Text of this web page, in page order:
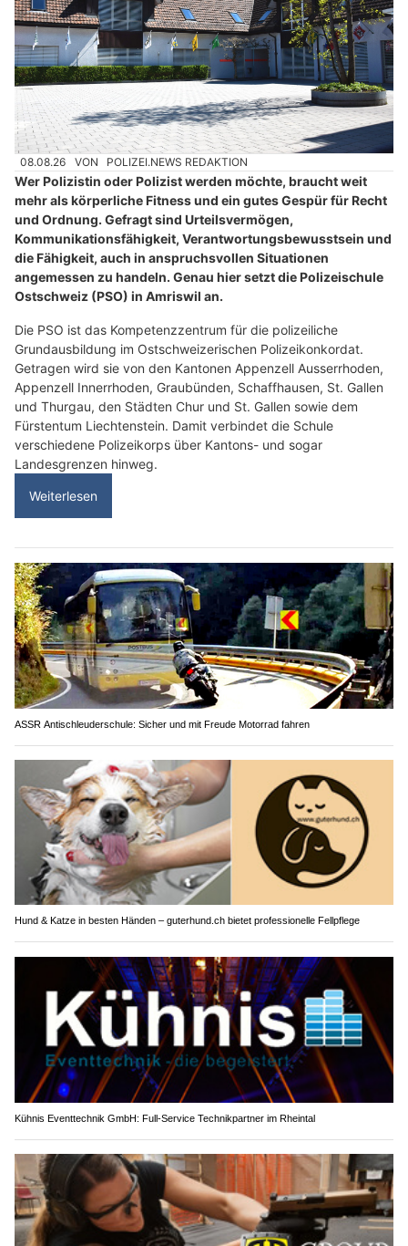
08.08.26 VON POLIZEI.NEWS REDAKTION
Wer Polizistin oder Polizist werden möchte, braucht weit
mehr als körperliche Fitness und ein gutes Gespür für Recht
und Ordnung. Gefragt sind Urteilsvermögen,
Kommunikationsfähigkeit, Verantwortungsbewusstsein und
die Fähigkeit, auch in anspruchsvollen Situationen
angemessen zu handeln. Genau hier setzt die Polizeischule
Ostschweiz (PSO) in Amriswil an.
Die PSO ist das Kompetenzzentrum für die polizeiliche
Grundausbildung im Ostschweizerischen Polizeikonkordat.
Getragen wird sie von den Kantonen Appenzell Ausserrhoden,
Appenzell Innerrhoden, Graubünden, Schaffhausen, St. Gallen
und Thurgau, den Städten Chur und St. Gallen sowie dem
Fürstentum Liechtenstein. Damit verbindet die Schule
verschiedene Polizeikorps über Kantons- und sogar
Landesgrenzen hinweg.
Weiterlesen
ASSR Antischleuderschule: Sicher und mit Freude Motorrad fahren
Hund & Katze in besten Händen – guterhund.ch bietet professionelle Fellpflege
Kühnis Eventtechnik GmbH: Full-Service Technikpartner im Rheintal